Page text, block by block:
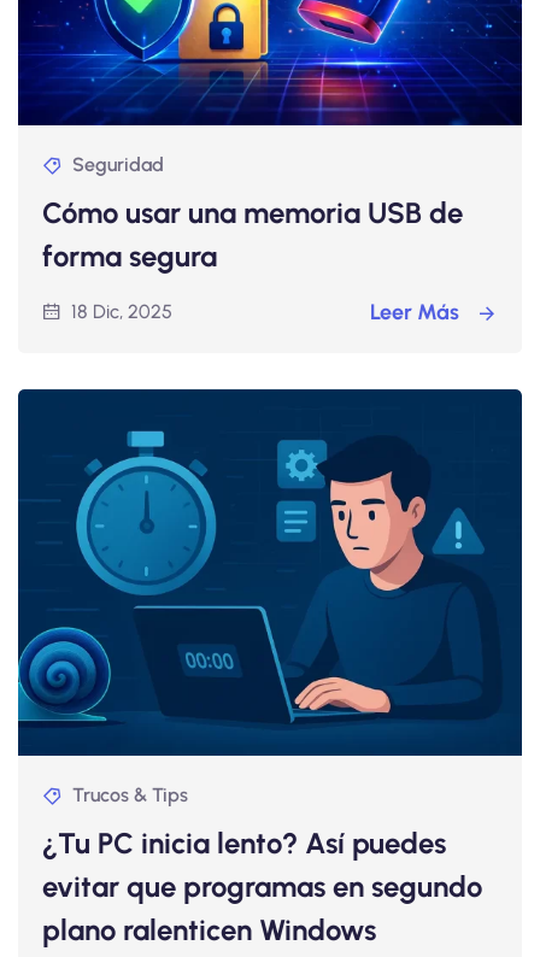
Seguridad
Cómo usar una memoria USB de
forma segura
18 Dic, 2025 Leer Más
Trucos & Tips
¿Tu PC inicia lento? Así puedes
evitar que programas en segundo
plano ralenticen Windows